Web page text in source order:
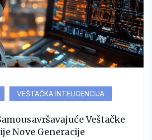
VEŠTAČKA INTELIGENCIJA
Veštačke
Nove Generacije